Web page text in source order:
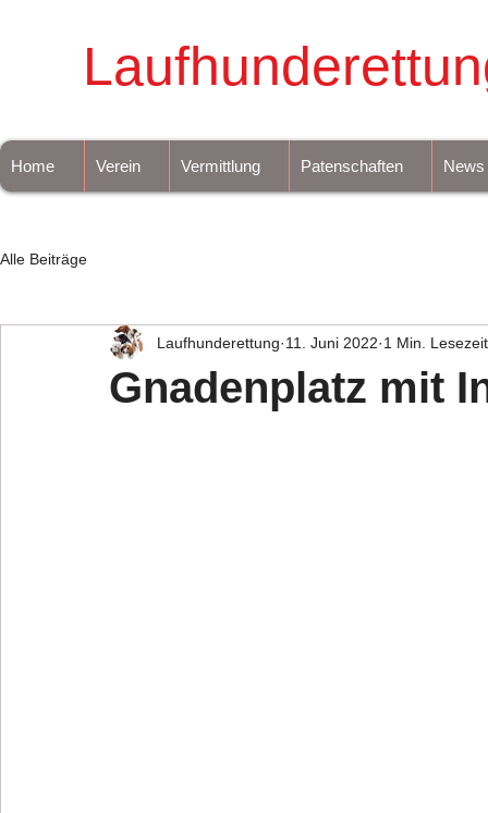
Home Verein Vermittlung Patenschaften News
Alle Beiträge
Gnadenplatz mit
Laufhunderettung 11. Juni 2022 1 Min. Lesezeit